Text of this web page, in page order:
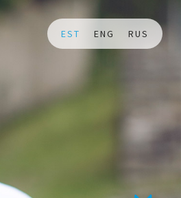
EST ENG RUS